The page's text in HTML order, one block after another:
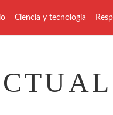
Ciencia y tecnología